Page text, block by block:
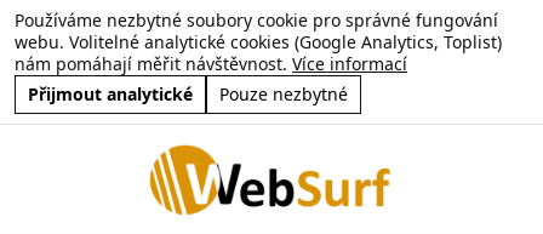
Používáme nezbytné soubory cookie pro správné fungování
webu. Volitelné analytické cookies (Google Analytics, Toplist)
nám pomáhají měřit návštěvnost. Více informací
Přijmout analytické
Pouze nezbytné